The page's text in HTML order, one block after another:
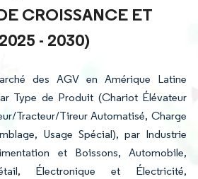
CROISSANCE ET
- 2030)
des AGV en Amérique Latine
Type de Produit (Chariot Élévateur
Tracteur/Tireur Automatisé, Charge
Usage Spécial), par Industrie
et Boissons, Automobile,
Électronique et Électricité,